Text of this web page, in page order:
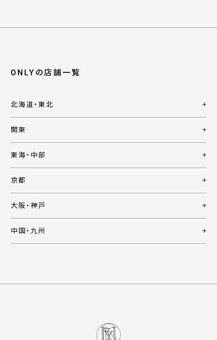
ONLYの店舗一覧
北海道・東北
関東
東海・中部
京都
大阪・神戸
中国・九州